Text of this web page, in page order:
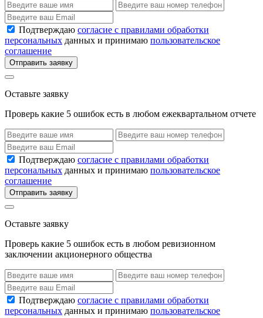
Подтверждаю согласие с правилами обработки
персональных данных и принимаю пользовательское
соглашение
Отправить заявку
Оставьте заявку
Проверь какие 5 ошибок есть в любом ежеквартальном отчете
Подтверждаю согласие с правилами обработки
персональных данных и принимаю пользовательское
соглашение
Отправить заявку
Оставьте заявку
Проверь какие 5 ошибок есть в любом ревизионном
заключении акционерного общества
Подтверждаю согласие с правилами обработки
персональных данных и принимаю пользовательское